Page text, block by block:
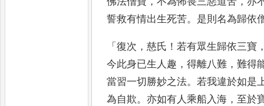
誓救有情出生死苦。 是則名為歸依
「復次 ，慈氏 ！ 若有眾生歸依三寶
今此身已生人趣 ，得離八難 ，難得
當習一切勝妙之法。 若我違於如是
為自欺。亦如有人乘船入海 ，至於